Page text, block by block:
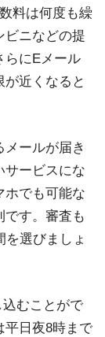
料は何度も繰
ビニなどの提
らにEメール
近くなると
ールが届き
サービスにな
ホでも可能な
です。審査も
選びましょ
むことがで
平日夜8時まで